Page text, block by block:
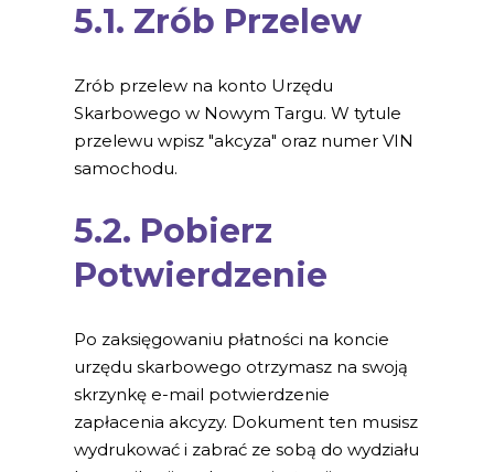
5.1. Zrób Przelew
Zrób przelew na konto Urzędu
Skarbowego w Nowym Targu. W tytule
przelewu wpisz "akcyza" oraz numer VIN
samochodu.
5.2. Pobierz
Potwierdzenie
Po zaksięgowaniu płatności na koncie
urzędu skarbowego otrzymasz na swoją
skrzynkę e-mail potwierdzenie
zapłacenia akcyzy. Dokument ten musisz
wydrukować i zabrać ze sobą do wydziału